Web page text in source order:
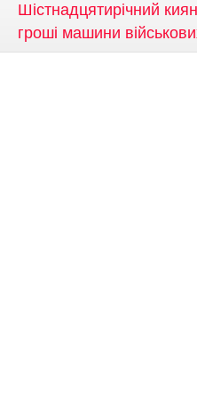
Шістнадцятирічний
гроші машини